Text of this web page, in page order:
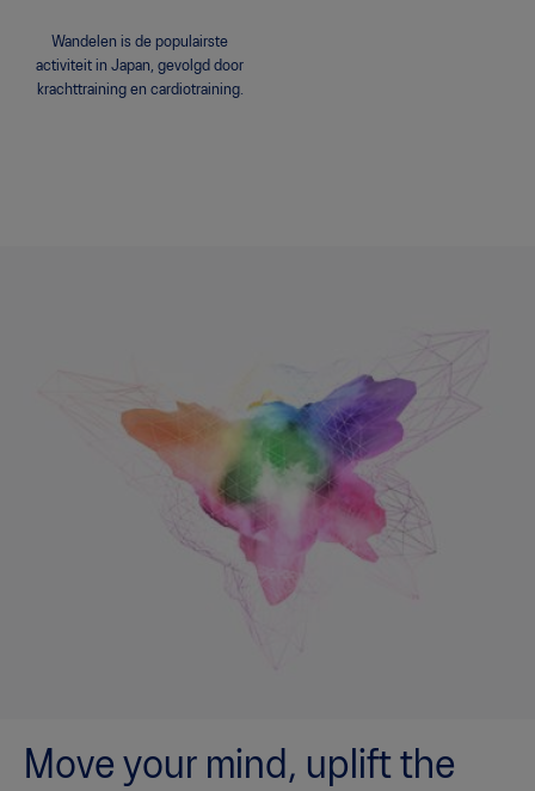
Wandelen is de populairste
activiteit in Japan, gevolgd door
krachttraining en cardiotraining.
Move your mind, uplift the